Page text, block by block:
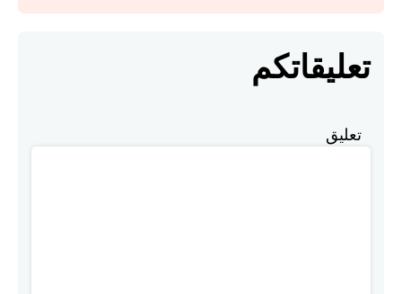
تعليقاتكم
تعليق